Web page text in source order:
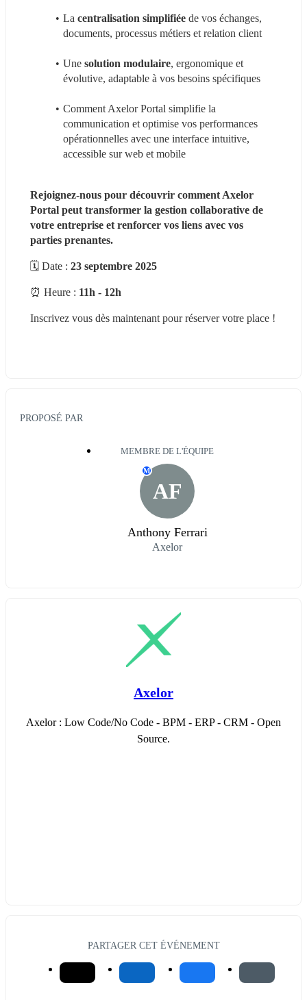
La centralisation simplifiée de vos échanges,
documents, processus métiers et relation client
Une solution modulaire, ergonomique et
évolutive, adaptable à vos besoins spécifiques
Comment Axelor Portal simplifie la
communication et optimise vos performances
opérationnelles avec une interface intuitive,
accessible sur web et mobile
Rejoignez-nous pour découvrir comment Axelor
Portal peut transformer la gestion collaborative de
votre entreprise et renforcer vos liens avec vos
parties prenantes.
🗓 Date : 23 septembre 2025
⏰ Heure : 11h - 12h
Inscrivez vous dès maintenant pour réserver votre place !
PROPOSÉ PAR
MEMBRE DE L'ÉQUIPE
AF
M
Anthony Ferrari
Axelor
Axelor
Axelor : Low Code/No Code - BPM - ERP - CRM - Open
Source.
PARTAGER CET ÉVÉNEMENT